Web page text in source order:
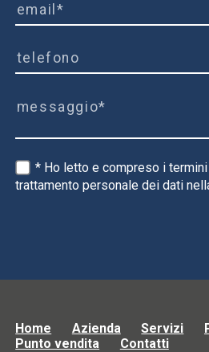
* Ho letto e compreso i
trattamento personale dei dati
Home Azienda Servizi
Punto vendita
Contatti